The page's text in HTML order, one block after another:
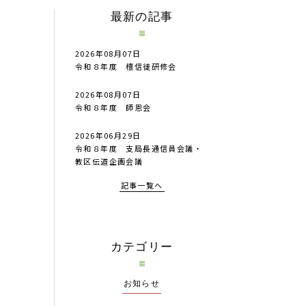
最新の記事
2026年08月07日
令和８年度 檀信徒研修会
2026年08月07日
令和８年度 師恩会
2026年06月29日
令和８年度 支局長通信員会議・
教区伝道企画会議
記事一覧へ
カテゴリー
お知らせ